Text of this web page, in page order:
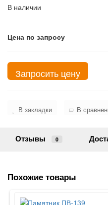
В наличии
Цена по запросу
Запросить цену
В закладки В
Отзывы 0
Похожие товары